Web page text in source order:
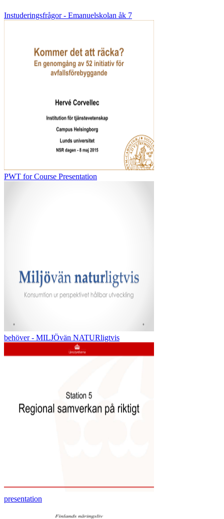
Instuderingsfrågor - Emanuelskolan åk 7
PWT for Course Presentation
behöver - MILJÖvän NATURligtvis
presentation